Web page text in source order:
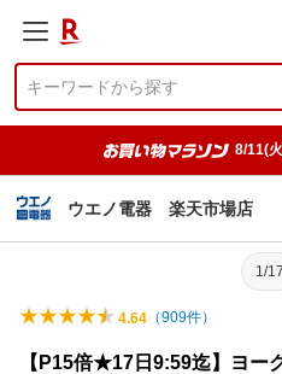
8/11(
ウエノ電器 楽天市場店
1/17
4.64 （909件）
【P15倍★17日9:59迄】ヨー